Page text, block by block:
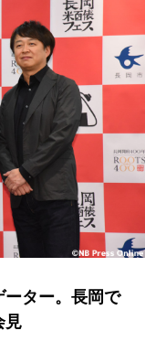
ター。長岡で
見